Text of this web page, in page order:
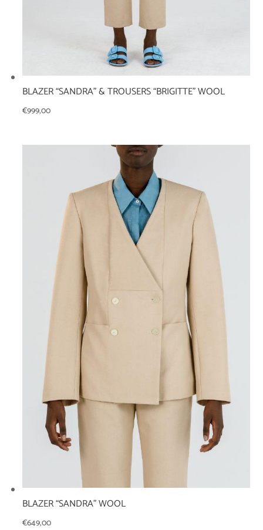
BLAZER “SANDRA” & TROUSERS “BRIGITTE” WOOL
€999,00
BLAZER “SANDRA” WOOL
€649,00